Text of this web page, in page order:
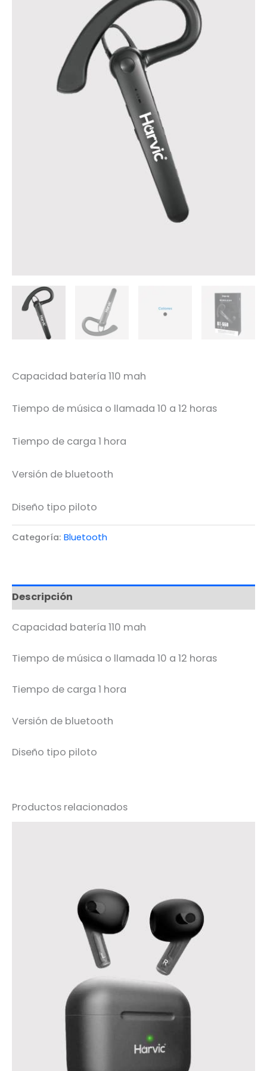
Capacidad batería 110 mah
Tiempo de música o llamada 10 a 12 horas
Tiempo de carga 1 hora
Versión de bluetooth
Diseño tipo piloto
Categoría: Bluetooth
Descripción
Capacidad batería 110 mah
Tiempo de música o llamada 10 a 12 horas
Tiempo de carga 1 hora
Versión de bluetooth
Diseño tipo piloto
Productos relacionados